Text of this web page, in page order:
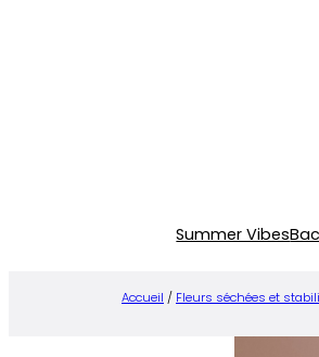
Summer Vibes
Accueil / Fleurs séchées et